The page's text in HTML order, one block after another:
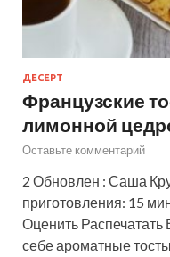
ДЕСЕРТ
Французские
лимонной
Оставьте комментарий
2 Обновлен : Саша
приготовления: 15
Оценить Распечатать
себе ароматные